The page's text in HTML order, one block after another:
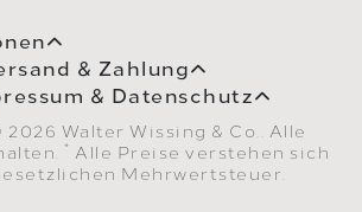
& Zahlung
& Datenschutz
Walter Wissing & Co.. Alle
* Alle Preise verstehen sich
Mehrwertsteuer.